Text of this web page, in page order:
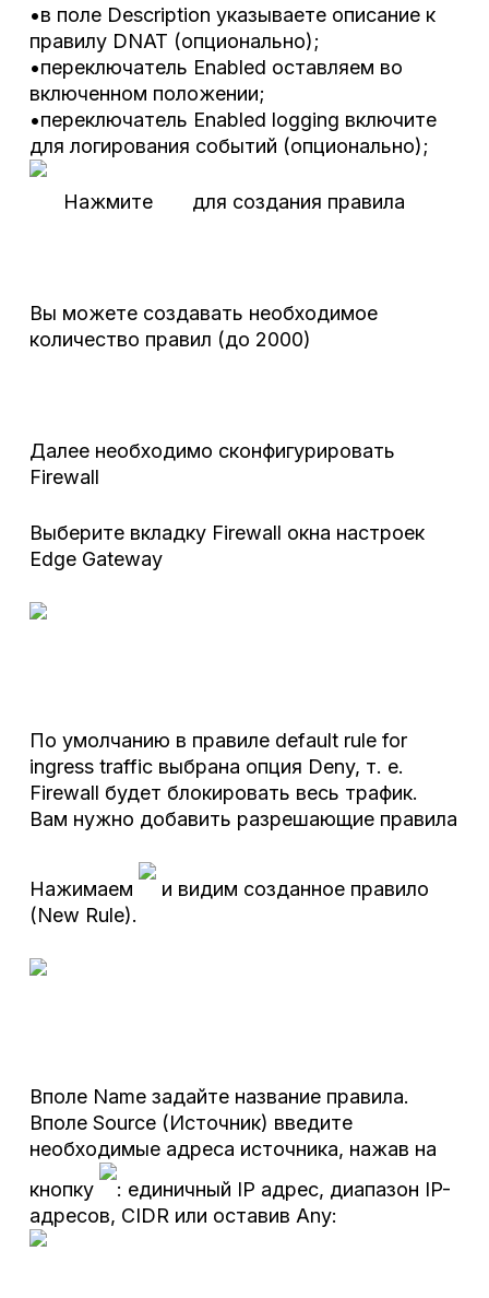
•в поле Description указываете описание к
правилу DNAT (опционально);
•переключатель Enabled оставляем во
включенном положении;
•переключатель Enabled logging включите
для логирования событий (опционально);
Нажмите для создания правила
Вы можете создавать необходимое
количество правил (до 2000)
Далее необходимо сконфигурировать
Firewall
Выберите вкладку Firewall окна настроек
Edge Gateway
По умолчанию в правиле default rule for
ingress traffic выбрана опция Deny, т. е.
Firewall будет блокировать весь трафик.
Вам нужно добавить разрешающие правила
Нажимаем
и видим созданное правило
(New Rule).
Вполе Name задайте название правила.
Вполе Source (Источник) введите
необходимые адреса источника, нажав на
кнопку
: единичный IP адрес, диапазон IP-
адресов, CIDR или оставив Any: